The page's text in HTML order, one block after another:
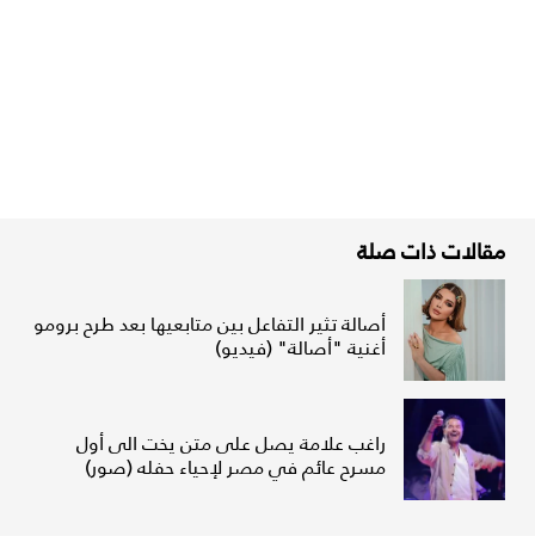
مقالات ذات صلة
أصالة تثير التفاعل بين متابعيها بعد طرح برومو
أغنية "أصالة" (فيديو)
راغب علامة يصل على متن يخت الى أول
مسرح عائم في مصر لإحياء حفله (صور)